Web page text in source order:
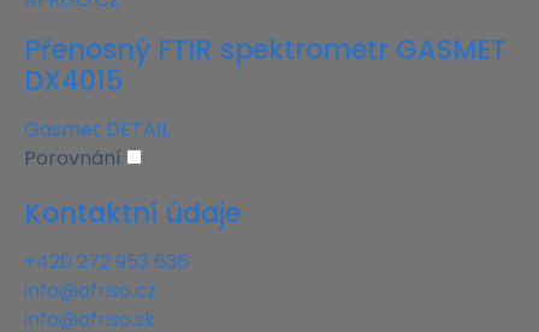
Přenosný FTIR spektrometr GASMET
DX4015
Gasmet DETAIL
Porovnání
Kontaktní údaje
+420 272 953 636
info@afriso.cz
info@afriso.sk